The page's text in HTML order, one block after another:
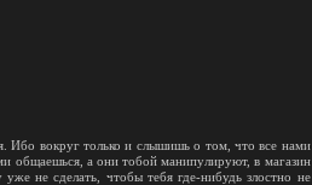
Ибо вокруг только и слышишь о том, что все нами
общаешься, а они тобой манипулируют, в магазин
не сделать, чтобы тебя где-нибудь злостно не